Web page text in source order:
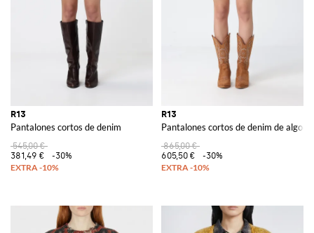
R13
Pantalones cortos de denim
545,00 €
381,49 €
-30%
R13
Pantalones cortos de denim de
865,00 €
605,50 €
-30%